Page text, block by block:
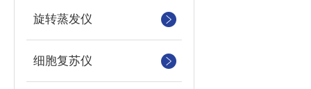
旋转蒸发仪
细胞复苏仪